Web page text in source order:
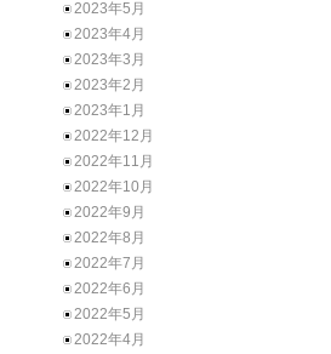
2023年5月
2023年4月
2023年3月
2023年2月
2023年1月
2022年12月
2022年11月
2022年10月
2022年9月
2022年8月
2022年7月
2022年6月
2022年5月
2022年4月